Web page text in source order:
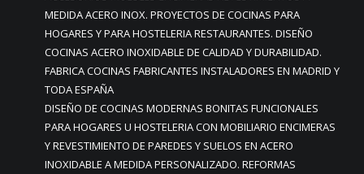
MEDIDA ACERO INOX. PROYECTOS DE COCINAS PARA
HOGARES Y PARA HOSTELERIA RESTAURANTES. DISEÑO
COCINAS ACERO INOXIDABLE DE CALIDAD Y DURABILIDAD.
FABRICA COCINAS FABRICANTES INSTALADORES EN MADRID Y
TODA ESPAÑA
DISEÑO DE COCINAS MODERNAS BONITAS FUNCIONALES
PARA HOGARES U HOSTELERIA CON MOBILIARIO ENCIMERAS
Y REVESTIMIENTO DE PAREDES Y SUELOS EN ACERO
INOXIDABLE A MEDIDA PERSONALIZADO. REFORMAS